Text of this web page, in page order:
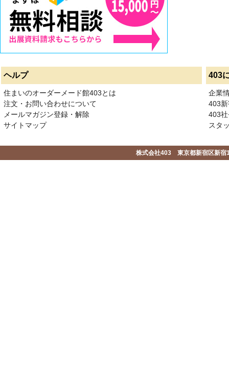
ヘルプ 403
住まいのオーダーメード館403とは
注文・お問い合わせについて
メールマガジン登録・解除
サイトマップ
企業
403
403
スタ
株式会社403 東京都新宿区新